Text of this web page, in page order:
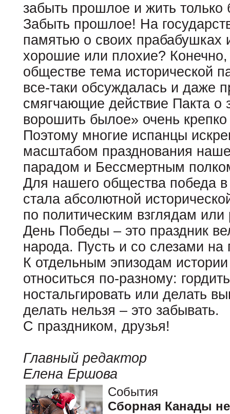
забыть прошлое и жить
Забыть прошлое! На
памятью о своих прабабушках
хорошие или плохие? Конечно,
обществе тема исторической
все-таки обсуждалась и даже
смягчающие действие Пакта о
ворошить былое» очень
Поэтому многие испанцы
масштабом празднования
парадом и Бессмертным
Для нашего общества победа
стала абсолютной
по политическим взглядам
День Победы – это праздник
народа. Пусть и со слезами на
К отдельным эпизодам
относиться по-разному:
ностальгировать или делать
делать нельзя – это забывать.
С праздником, друзья!
Главный редактор
Елена Ершова
События
Сборная Канады